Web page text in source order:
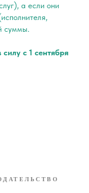
а если они
суммы.
с 1 сентября